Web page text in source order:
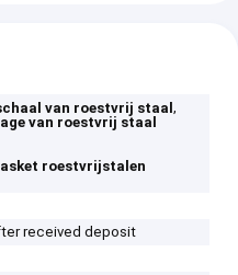
van roestvrij staal,
van roestvrij staal
roestvrijstalen
received deposit